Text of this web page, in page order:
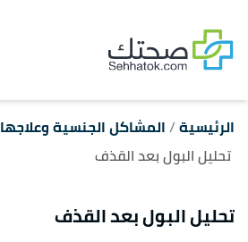
الرئيسية المشاكل الجنسية وعلاجها
تحليل البول بعد القذف
تحليل البول بعد القذف